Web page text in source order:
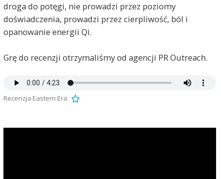
droga do potęgi, nie prowadzi przez poziomy
doświadczenia, prowadzi przez cierpliwość, ból i
opanowanie energii Qi.
Grę do recenzji otrzymaliśmy od agencji PR Outreach.
Recenzja Eastern Era